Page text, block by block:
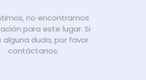
no encontramos
para este lugar. Si
alguna duda, por favor
contáctanos.